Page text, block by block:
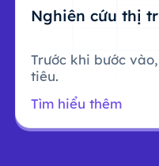
Nghiên cứu thị
Trước khi bước
tiêu.
Tìm hiểu thêm